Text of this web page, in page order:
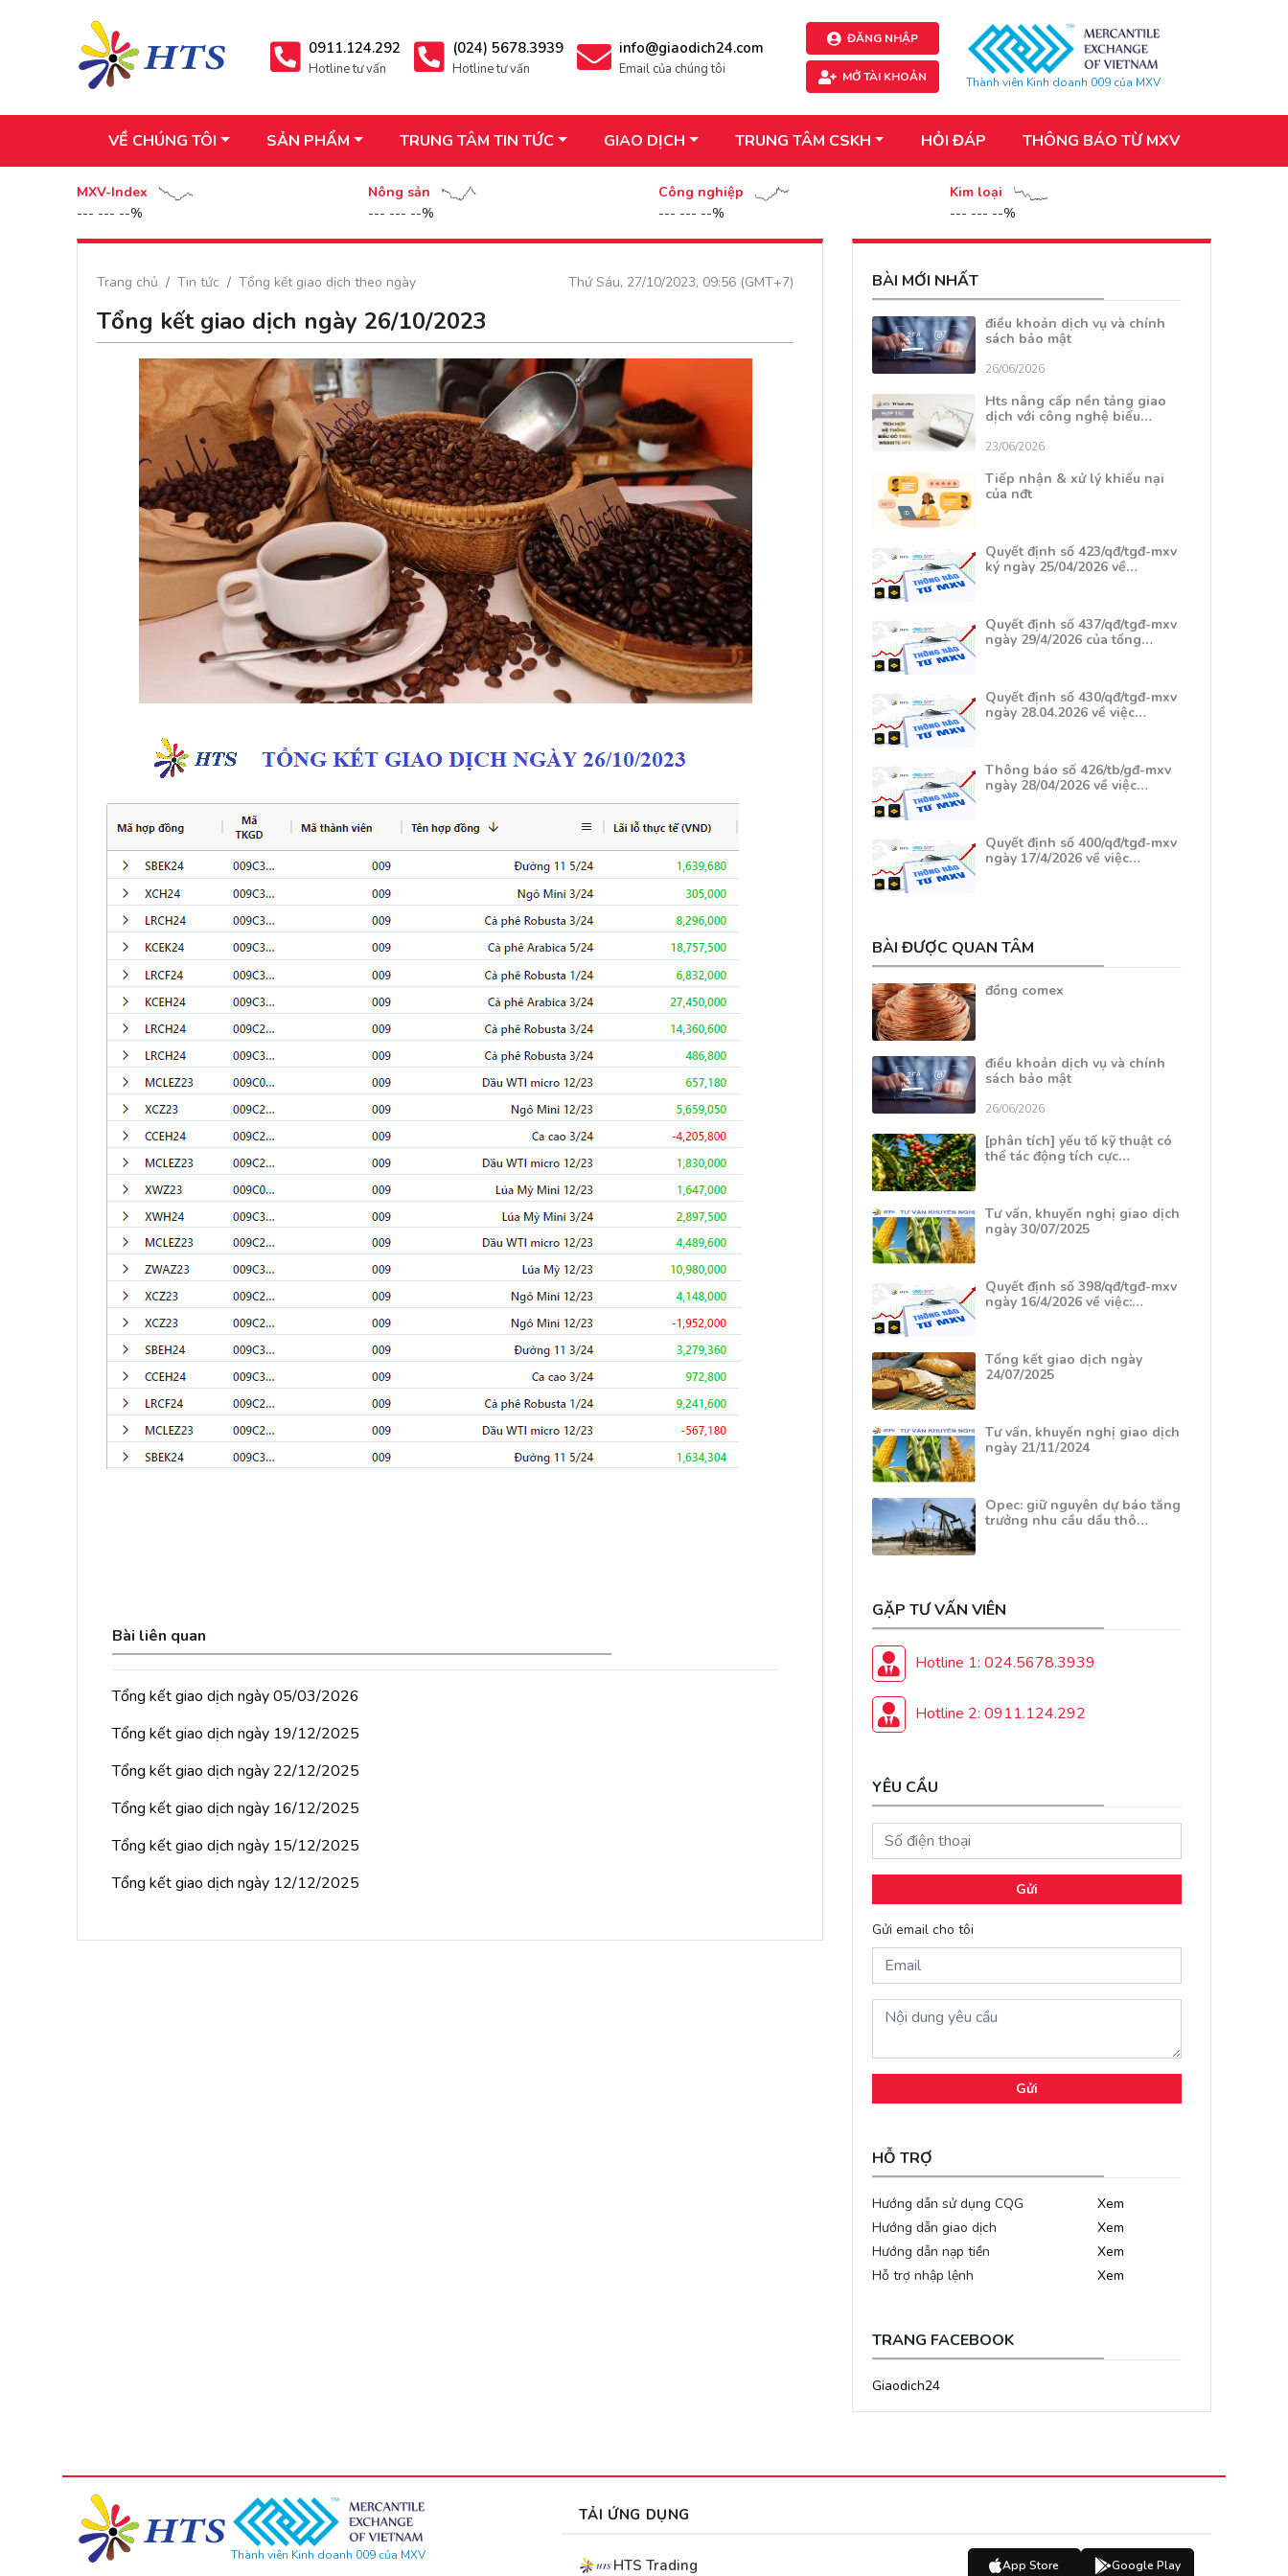
0911.124.292
Hotline tư vấn
(024) 5678.3939
Hotline tư vấn
info@giaodich24.com
Email của chúng tôi
ĐĂNG NHẬP
MỞ TÀI KHOẢN Thành viên Kinh doanh 009 của MXV
VỀ CHÚNG TÔI SẢN PHẨM TRUNG TÂM TIN TỨC GIAO DỊCH TRUNG TÂM CSKH HỎI ĐÁP THÔNG BÁO TỪ MXV
MXV-Index
--- --- --%
Nông sản
--- --- --%
Công nghiệp
--- --- --%
Kim loại
--- --- --%
Thứ Sáu, 27/10/2023, 09:56 (GMT+7)
Trang chủ Tin tức Tổng kết giao dịch theo ngày
Tổng kết giao dịch ngày 26/10/2023
Bài liên quan
Tổng kết giao dịch ngày 05/03/2026
Tổng kết giao dịch ngày 19/12/2025
Tổng kết giao dịch ngày 22/12/2025
Tổng kết giao dịch ngày 16/12/2025
Tổng kết giao dịch ngày 15/12/2025
Tổng kết giao dịch ngày 12/12/2025
BÀI MỚI NHẤT
điều khoản dịch vụ và chính
sách bảo mật
26/06/2026
Hts nâng cấp nền tảng giao
dịch với công nghệ biểu…
23/06/2026
Tiếp nhận & xử lý khiếu nại
của nđt
Quyết định số 423/qđ/tgđ-mxv
ký ngày 25/04/2026 về…
Quyết định số 437/qđ/tgđ-mxv
ngày 29/4/2026 của tổng…
Quyết định số 430/qđ/tgđ-mxv
ngày 28.04.2026 về việc…
Thông báo số 426/tb/gđ-mxv
ngày 28/04/2026 về việc…
Quyết định số 400/qđ/tgđ-mxv
ngày 17/4/2026 về việc…
BÀI ĐƯỢC QUAN TÂM
đồng comex
điều khoản dịch vụ và chính
sách bảo mật
26/06/2026
[phân tích] yếu tố kỹ thuật có
thể tác động tích cực…
Tư vấn, khuyến nghị giao dịch
ngày 30/07/2025
Quyết định số 398/qđ/tgđ-mxv
ngày 16/4/2026 về việc:…
Tổng kết giao dịch ngày
24/07/2025
Tư vấn, khuyến nghị giao dịch
ngày 21/11/2024
Opec: giữ nguyên dự báo tăng
trưởng nhu cầu dầu thô…
GẶP TƯ VẤN VIÊN
Hotline 1: 024.5678.3939
Hotline 2: 0911.124.292
YÊU CẦU
Gửi
Gửi email cho tôi
Gửi
HỖ TRỢ
Hướng dẫn sử dụng CQG
Xem
Hướng dẫn giao dịch
Xem
Hướng dẫn nạp tiền
Xem
Hỗ trợ nhập lệnh
Xem
TRANG FACEBOOK
Giaodich24
Thành viên Kinh doanh 009 của MXV
TẢI ỨNG DỤNG
HTS Trading App Store Google Play